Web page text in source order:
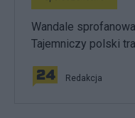
Wandale
Tajemniczy polski
Redakcja